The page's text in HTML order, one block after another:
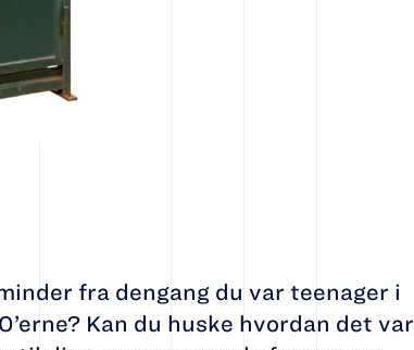
fra dengang du var teenager i
Kan du huske hvordan det var